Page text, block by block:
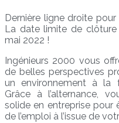
Dernière ligne droite
La date limite de
mai 2022 !
Ingénieurs 2000 vous
de belles perspectives
un environnement à la
Grâce à l’alternance,
solide en entreprise pour
de l’emploi à l’issue de